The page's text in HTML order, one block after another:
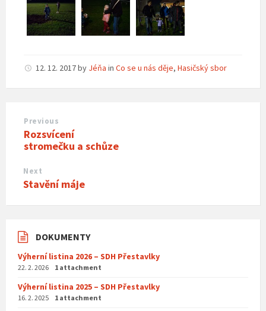
12. 12. 2017by Jéňa in Co se u nás děje, Hasičský sbor
Previous
Rozsvícení
stromečku a schůze
Next
Stavění máje
DOKUMENTY
Výherní listina 2026 – SDH Přestavlky
22. 2. 2026 1 attachment
Výherní listina 2025 – SDH Přestavlky
16. 2. 2025 1 attachment